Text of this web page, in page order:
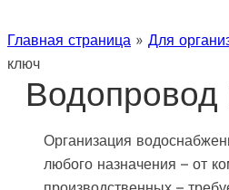
Главная страница » Для
ключ
Водопровод
Организация
любого назначения – от